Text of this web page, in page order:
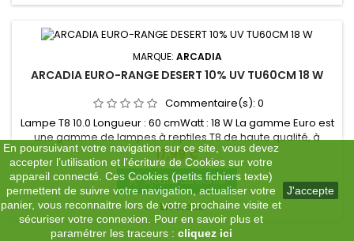
En poursuivant votre navigation sur ce site, vous devez
accepter l’utilisation et l'écriture de Cookies sur votre
appareil connecté. Ces Cookies (petits fichiers texte)
permettent de suivre votre navigation, actualiser votre
panier, vous reconnaitre lors de votre prochaine visite et
sécuriser votre connexion. Pour en savoir plus et
paramétrer les traceurs : cliquez ici
J'accepte
MARQUE: ARCADIA
ARCADIA EURO-RANGE DESERT 10% UV TU60CM 18 W
Commentaire(s): 0
Lampe T8 10.0 Longueur : 60 cmWatt : 18 W La gamme Euro est
une gamme de lampes à reptiles T8 de haute qualité, à
longue durée de vie et à haut rendement qui représente un
parfait rapport qualité prix. Fabriqué en Allemagne selon les
normes les plus strictes pour une longue durée de vie et un
éclairage auquel vous pouvez faire confiance.
Caractéristiques...
Prix
17,99 €
 Ajouter au panier
En stock